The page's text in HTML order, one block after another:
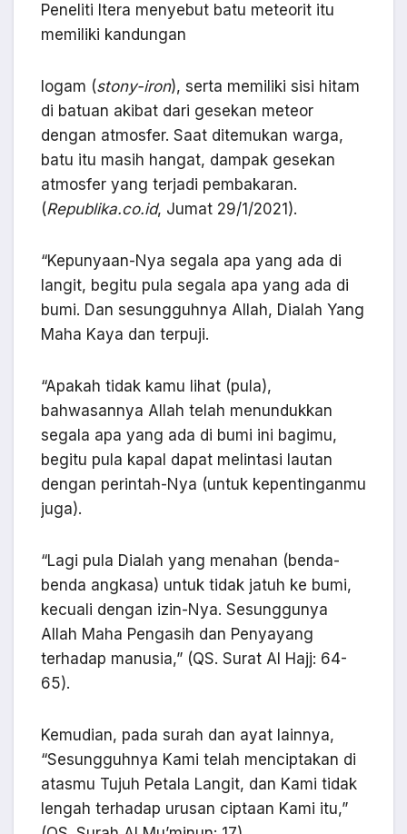
Peneliti Itera menyebut batu meteorit itu
memiliki kandungan
logam (stony-iron), serta memiliki sisi hitam
di batuan akibat dari gesekan meteor
dengan atmosfer. Saat ditemukan warga,
batu itu masih hangat, dampak gesekan
atmosfer yang terjadi pembakaran.
(Republika.co.id, Jumat 29/1/2021).
“Kepunyaan-Nya segala apa yang ada di
langit, begitu pula segala apa yang ada di
bumi. Dan sesungguhnya Allah, Dialah Yang
Maha Kaya dan terpuji.
“Apakah tidak kamu lihat (pula),
bahwasannya Allah telah menundukkan
segala apa yang ada di bumi ini bagimu,
begitu pula kapal dapat melintasi lautan
dengan perintah-Nya (untuk kepentinganmu
juga).
“Lagi pula Dialah yang menahan (benda-
benda angkasa) untuk tidak jatuh ke bumi,
kecuali dengan izin-Nya. Sesunggunya
Allah Maha Pengasih dan Penyayang
terhadap manusia,” (QS. Surat Al Hajj: 64-
65).
Kemudian, pada surah dan ayat lainnya,
“Sesungguhnya Kami telah menciptakan di
atasmu Tujuh Petala Langit, dan Kami tidak
lengah terhadap urusan ciptaan Kami itu,”